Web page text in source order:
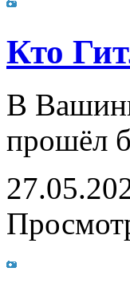
Кто
В
прошёл